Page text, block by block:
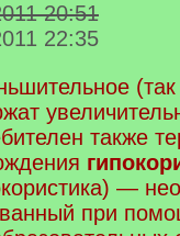
20:51
22:35
также
—
при